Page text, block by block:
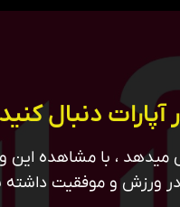
آپارات دنبال کنید
میدهد ، با مشاهده این
ورزش و موفقیت داشته